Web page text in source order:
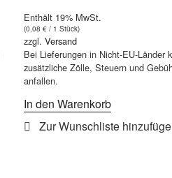
Enthält 19% MwSt.
(0,08€ / 1 Stück)
zzgl.Versand
Bei Lieferungen in Nicht-EU-Länder
zusätzliche Zölle, Steuern und
anfallen.
In den Warenkorb